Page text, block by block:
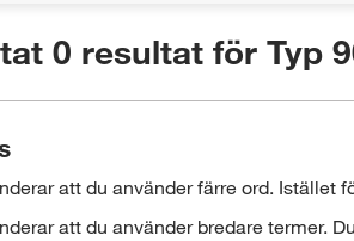
0 resultat för Typ
att du använder färre ord. Istället
att du använder bredare termer.